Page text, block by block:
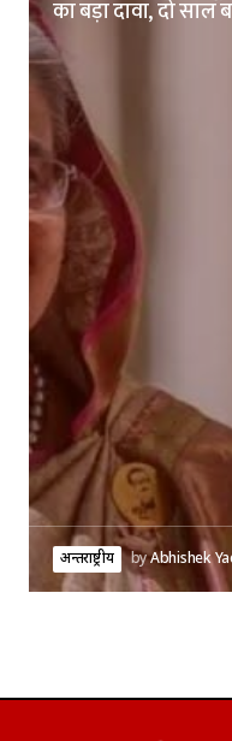
का बड़ा दावा, दो साल
अन्तर्राष्ट्रीय byAbhishek